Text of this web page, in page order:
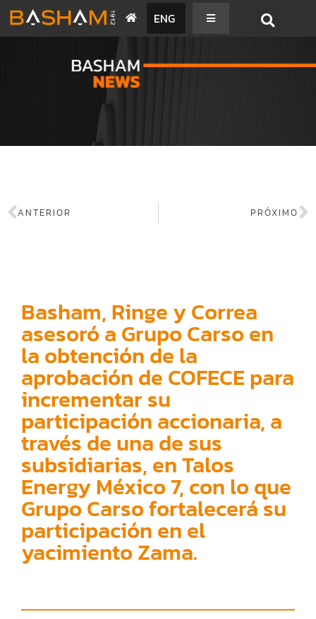
ENG
ANTERIOR PRÓXIMO
Basham, Ringe y Correa
asesoró a Grupo Carso en
la obtención de la
aprobación de COFECE para
incrementar su
participación accionaria, a
través de una de sus
subsidiarias, en Talos
Energy México 7, con lo que
Grupo Carso fortalecerá su
participación en el
yacimiento Zama.